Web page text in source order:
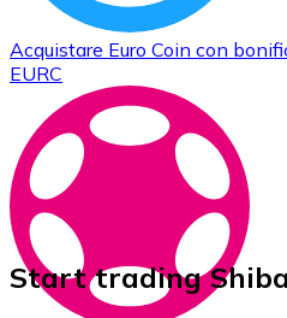
Acquistare Euro Coin con
EURC
Start trading